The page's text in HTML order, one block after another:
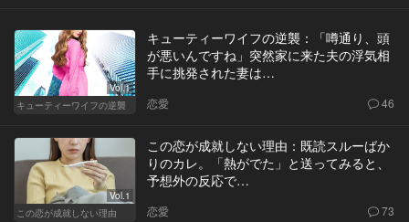
Vol.1
キューティーワイフの逆襲
キューティーワイフの逆襲：「噂通り、頭
が悪いんですね」突然家に来た夫の浮気相
手に挑発された妻は…
恋愛 46
Vol.1
この恋が成就しない理由
この恋が成就しない理由：既読スルーばか
りのカレ。「熱がでた」と送ってみると、
予想外の反応で…
恋愛 73